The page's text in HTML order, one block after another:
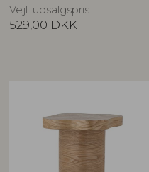
Vejl. udsalgspris
529,00 DKK